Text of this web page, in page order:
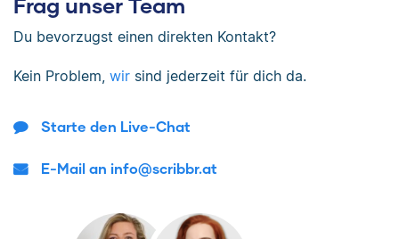
Du bevorzugst einen direkten Kontakt?
Kein Problem, wir sind jederzeit für dich da.
Starte den Live-Chat
E-Mail an info@scribbr.at